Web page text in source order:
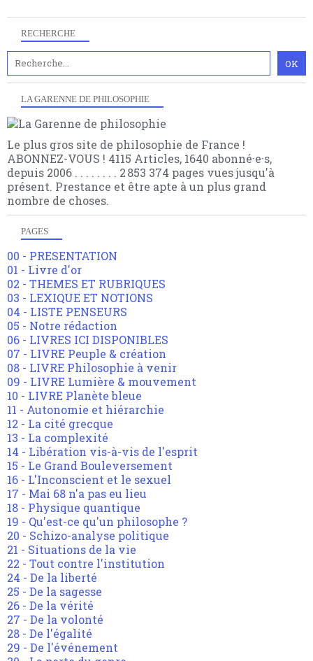
RECHERCHE
LA GARENNE DE PHILOSOPHIE
Le plus gros site de philosophie de France !
ABONNEZ-VOUS ! 4115 Articles, 1640 abonné·e·s,
depuis 2006 . . . . . . . . 2 853 374 pages vues jusqu'à
présent. Prestance et être apte à un plus grand
nombre de choses.
PAGES
00 - PRESENTATION
01 - Livre d'or
02 - THEMES ET RUBRIQUES
03 - LEXIQUE ET NOTIONS
04 - LISTE PENSEURS
05 - Notre rédaction
06 - LIVRES ICI DISPONIBLES
07 - LIVRE Peuple & création
08 - LIVRE Philosophie à venir
09 - LIVRE Lumière & mouvement
10 - LIVRE Planète bleue
11 - Autonomie et hiérarchie
12 - La cité grecque
13 - La complexité
14 - Libération vis-à-vis de l'esprit
15 - Le Grand Bouleversement
16 - L'Inconscient et le sexuel
17 - Mai 68 n'a pas eu lieu
18 - Physique quantique
19 - Qu'est-ce qu'un philosophe ?
20 - Schizo-analyse politique
21 - Situations de la vie
22 - Tout contre l'institution
24 - De la liberté
25 - De la sagesse
26 - De la vérité
27 - De la volonté
28 - De l'égalité
29 - De l'événement